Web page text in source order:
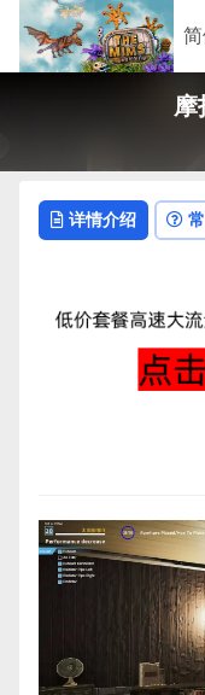
摩
详情介绍